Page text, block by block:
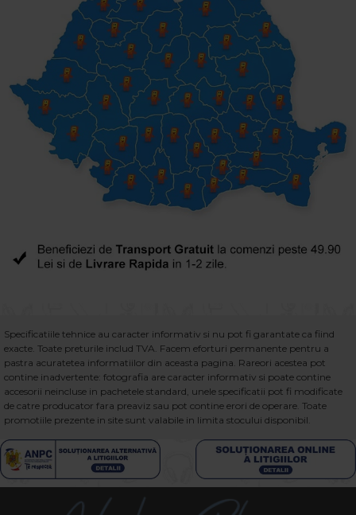
Specificatiile tehnice au caracter informativ si nu pot fi garantate ca fiind
exacte. Toate preturile includ TVA. Facem eforturi permanente pentru a
pastra acuratetea informatiilor din aceasta pagina. Rareori acestea pot
contine inadvertente: fotografia are caracter informativ si poate contine
accesorii neincluse in pachetele standard, unele specificatii pot fi modificate
de catre producator fara preaviz sau pot contine erori de operare. Toate
promotiile prezente in site sunt valabile in limita stocului disponibil.